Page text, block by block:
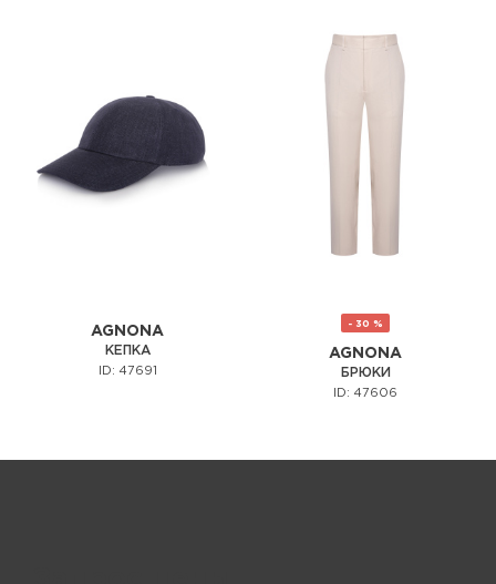
AGNONA
КЕПКА
ID: 47691
- 30 %
AGNONA
БРЮКИ
ID: 47606